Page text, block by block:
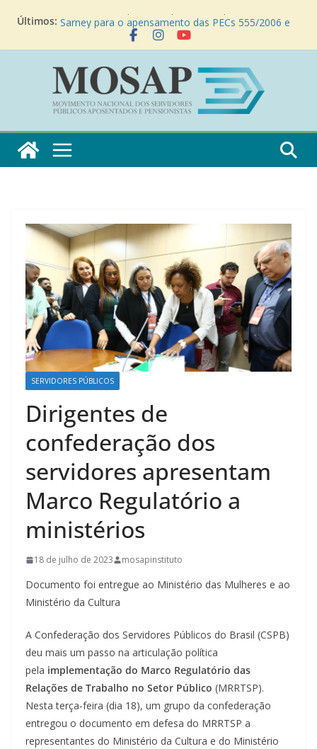
Últimos: Instituto Mosap busca apoio do ex-presidente José
Sarney para o apensamento das PECs 555/2006 e
6/2024
apoio à realização de audiência pública sobre a SUG
17/2021
Instituto Mosap e entidades filiadas realizam
contribuição previdenciária dos aposentados
“Mosap pede fim das contribuições” – Matéria
SERVIDORES PÚBLICOS
Dirigentes de
confederação dos
servidores apresentam
Marco Regulatório a
ministérios
18 de julho de 2023 mosapinstituto
Documento foi entregue ao Ministério das Mulheres e ao
Ministério da Cultura
A Confederação dos Servidores Públicos do Brasil (CSPB)
deu mais um passo na articulação política
pela implementação do Marco Regulatório das
Relações de Trabalho no Setor Público (MRRTSP).
Nesta terça-feira (dia 18), um grupo da confederação
entregou o documento em defesa do MRRTSP a
representantes do Ministério da Cultura e do Ministério